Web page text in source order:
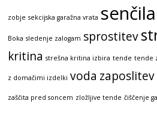
zobje sekcijska garažna vrata senčila
Boka sledenje zalogam sprostitev
kritina strešna kritina izbira tende tende
z domačimi izdelki voda zaposlitev
zaščita pred soncem zložljive tende čiščenje